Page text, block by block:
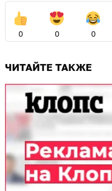
0 0 0
ЧИТАЙТЕ ТАКЖЕ